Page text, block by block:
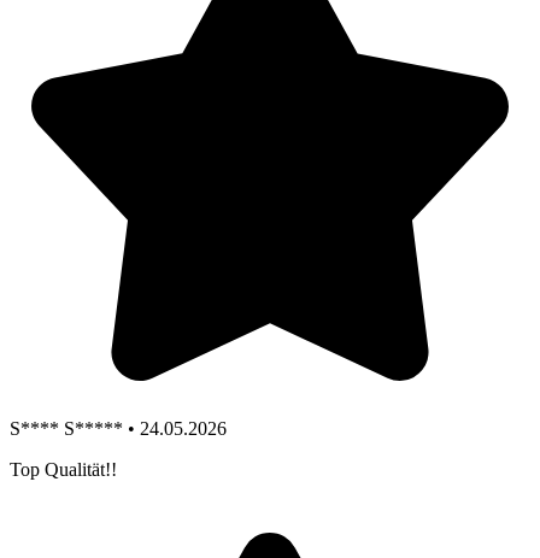
S**** S***** • 24.05.2026
Top Qualität!!